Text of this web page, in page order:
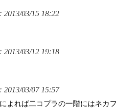
2013/03/15 18:22
2013/03/12 19:18
2013/03/07 15:57
よれば二コプラの一階にはネカ